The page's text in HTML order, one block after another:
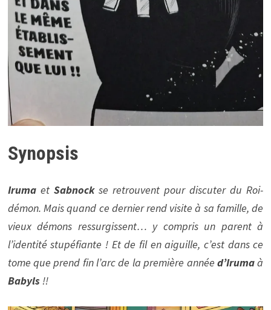
Synopsis
Iruma et Sabnock se retrouvent pour discuter du Roi-
démon. Mais quand ce dernier rend visite à sa famille, de
vieux démons ressurgissent… y compris un parent à
l’identité stupéfiante ! Et de fil en aiguille, c’est dans ce
tome que prend fin l’arc de la première année d’Irumaà
Babyls !!